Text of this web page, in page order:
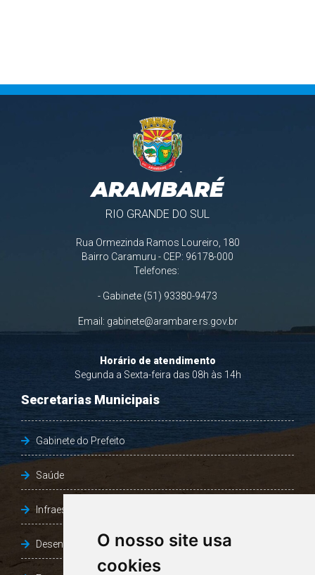
O nosso site usa
cookies
ARAMBARÉ
RIO GRANDE DO SUL
Rua Ormezinda Ramos Loureiro, 180
Bairro Caramuru - CEP: 96178-000
Telefones:
- Gabinete (51) 93380-9473
Email: gabinete@arambare.rs.gov.br
Horário de atendimento
Segunda a Sexta-feira das 08h às 14h
Secretarias Municipais
Gabinete do Prefeito
Saúde
Infraestrutura, Agricultura e Meio Ambiente
Desenvolvimento Social